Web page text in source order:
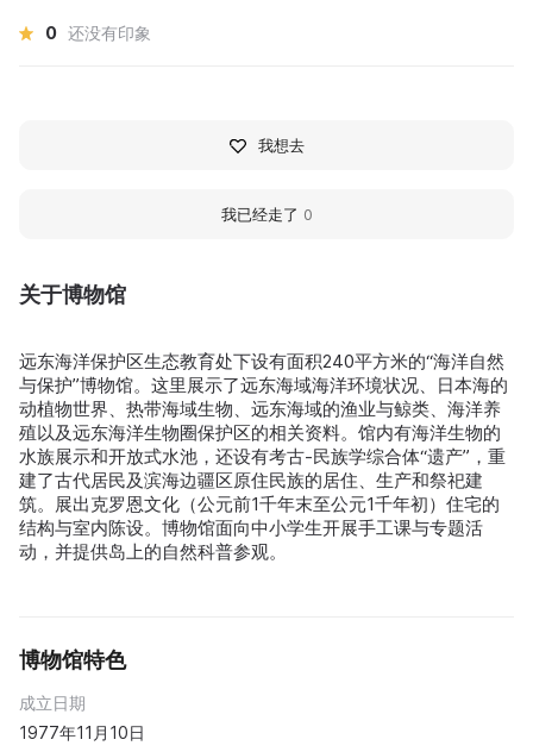
关于博物馆
远东海洋保护区生态教育处下设有面积240平方米的“海洋自然
与保护”博物馆。这里展示了远东海域海洋环境状况、日本海的
动植物世界、热带海域生物、远东海域的渔业与鲸类、海洋养
殖以及远东海洋生物圈保护区的相关资料。馆内有海洋生物的
水族展示和开放式水池，还设有考古-民族学综合体“遗产”，重
建了古代居民及滨海边疆区原住民族的居住、生产和祭祀建
筑。展出克罗恩文化（公元前1千年末至公元1千年初）住宅的
结构与室内陈设。博物馆面向中小学生开展手工课与专题活
动，并提供岛上的自然科普参观。
博物馆特色
成立日期
1977年11月10日
0 还没有印象
我想去
我已经走了 0